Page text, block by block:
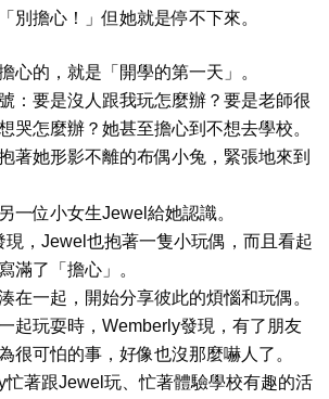
別擔心！」但她就是停不下來。
心的，就是「開學的第一天」。
：要是沒人跟我玩怎麼辦？要是老師很
哭怎麼辦？她甚至擔心到不想去學校。
著她形影不離的布偶小兔，緊張地來到
一位小女生Jewel 給她認識。
， Jewel 也抱著一隻小玩偶，而且看起
滿了「擔心」。
在一起，開始分享彼此的煩惱和玩偶。
起玩耍時， Wemberly發現，有了朋友
很可怕的事，好像也沒那麼嚇人了。
忙著跟Jewel 玩、忙著體驗學校有趣的活